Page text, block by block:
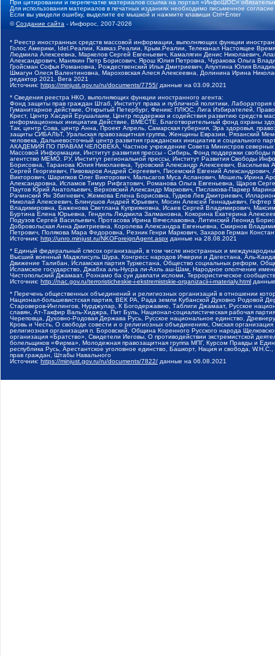
При цитировании и перепечатке материалов ссылка на портал «ИнфоШОС»
Для использования материалов в печатных изданиях необходимо письменное
Если вы увидели ошибку, выделите ее мышкой и нажмите клавиши Ctrl+Enter
©Создание сайта - Инфорос, 2007-2026
* Реестр иностранных средств массовой информации, выполняющих функции
Голос Америки, Idel.Реалии, Кавказ.Реалии, Крым.Реалии, Телеканал Настоящее
Людмила Алексеевна, Маркелов Сергей Евгеньевич, Камалягин Денис Николаевич,
Александрович, Маняхин Петр Борисович, Ярош Юлия Петровна, Чуракова Ольга
Гройсман Софья Романовна, Рождественский Илья Дмитриевич, Апухтина Юлия
Шмагун Олеся Валентиновна, Мароховская Алеся Алексеевна, Долинина Ирина
редактор 2021, Вега 2021
Источник: https://minjust.gov.ru/ru/documents/7755/ данные на 03.09.2021
* Сведения реестра НКО, выполняющих функции иностранного агента:
Фонд защиты прав граждан Штаб, Институт права и публичной политики,
Гуманитарное действие, Открытый Петербург, Феникс ПЛЮС, Лига Избирателей,
Крест, Центр Хасдей Ерушалаим, Центр поддержки и содействия развитию средств
информационных инициатив Действие, ВМЕСТЕ, Благотворительный фонд охраны
Так, центр Сова, центр Анна, Проект Апрель, Самарская губерния, Эра здоровья,
защиты СИБАЛЬТ, Уральская правозащитная группа, Женщины Евразии, Рязанский
человека, Дальневосточный центр развития гражданских инициатив и социального
АКАДЕМИЯ ПО ПРАВАМ ЧЕЛОВЕКА, Частное учреждение Совета Министров северных
Массовой Информации, Институт развития прессы - Сибирь, Фонд поддержки
агентство МЕМО. РУ, Институт региональной прессы, Институт Развития Свободы
Борисовна, Таранова Юлия Николаевна, Туровский Александр Алексеевич,
Сергей Георгиевич, Пивоваров Андрей Сергеевич, Писемский Евгений
Викторович, Шарипков Олег Викторович, Мальсагов Муса Асланович, Мошель Ирина
Александровна, Исламов Тимур Рифгатович, Романова Ольга Евгеньевна, Щаров
Паутов Юрий Анатольевич, Верховский Александр Маркович, Пислакова-Паркер
Рачинский Ян Збигневич, Жемкова Елена Борисовна, Гудков Лев Дмитриевич,
Николай Алексеевич, Блинушов Андрей Юрьевич, Мосин Алексей Геннадьевич,
Владимировна, Баженова Светлана Куприяновна, Исаев Сергей Владимирович,
Буртина Елена Юрьевна, Гендель Людмила Залмановна, Кокорина Екатерина
Подузов Сергей Васильевич, Протасова Ирина Вячеславовна, Литинский Леонид
Добровольская Анна Дмитриевна, Королева Александра Евгеньевна, Смирнов
Петрович, Полякова Мара Федоровна, Резник Генри Маркович, Захаров Герман
Источник: http://unro.minjust.ru/NKOForeignAgent.aspx данные на 28.08.2021
* Единый федеральный список организаций, в том числе иностранных и
Высший военный Маджлисуль Шура, Конгресс народов Ичкерии и Дагестана, Аль-
Движение Талибан, Исламская партия Туркестана, Общество социальных реформ,
Исламское государство, Джабха аль-Нусра ли-Ахль аш-Шам, Народное ополчение
Чистопольский Джамаат, Рохнамо ба суи давлати исломи, Террористическое
Источник: http://nac.gov.ru/terroristicheskie-i-ekstremistskie-organizacii-i-materialy.html
* Перечень общественных объединений и религиозных организаций в отношении
Национал-большевистская партия, ВЕК РА, Рада земли Кубанской Духовно Родовой
Староверов-Инглингов, Нурджулар, К Богодержавию, Таблиги Джамаат, Русское
славян, Ат-Такфир Валь-Хиджра, Пит Буль, Национал-социалистическая рабочая
Череповца, Духовно-Родовая Держава Русь, Русское национальное единство,
Кровь и Честь, О свободе совести и о религиозных объединениях, Омская
религиозная организация п. Боровский, Община Коренного Русского народа
организация «Братство», Свидетели Иеговы, О противодействии экстремистской
болельщиков «Фирма», Молодежная правозащитная группа МПГ, Курсом Правды и
республика Русь, Арестантское уголовное единство, Башкорт, Нация и свобода,
прав граждан, Штабы Навального
Источник: https://minjust.gov.ru/ru/documents/7822/ данные на 06.08.2021